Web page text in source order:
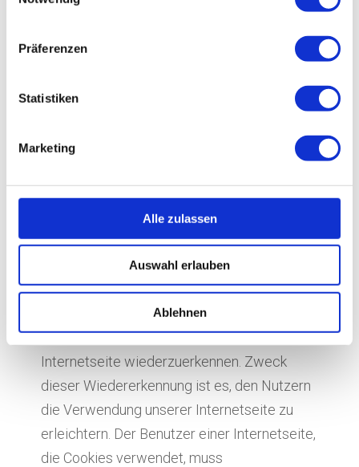
Präferenzen
Statistiken
Marketing
Alle zulassen
Auswahl erlauben
Ablehnen
die eindeutige Cookie-ID wiedererkannt und
Durch den Einsatz von Cookies kann die
dieser Internetseite nutzerfreundlichere
Setzung nicht möglich wären.
Mittels eines Cookies können die
Informationen und Angebote auf unserer
Internetseite im Sinne des Benutzers
optimiert werden. Cookies ermöglichen uns,
wie bereits erwähnt, die Benutzer unserer
Internetseite wiederzuerkennen. Zweck
dieser Wiedererkennung ist es, den Nutzern
die Verwendung unserer Internetseite zu
erleichtern. Der Benutzer einer Internetseite,
die Cookies verwendet, muss